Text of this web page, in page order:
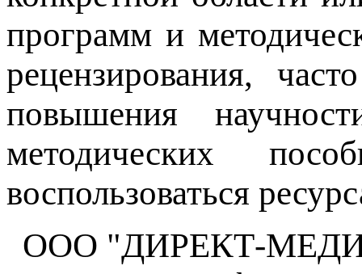
программ и
рецензирования,
повышения
методических
воспользоваться
ООО "ДИРЕКТ-